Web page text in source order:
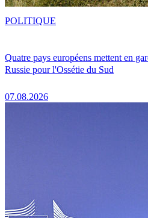
Quatre pays européens mettent en
Russie pour l'Ossétie du Sud
07.08.2026
POLITIQUE